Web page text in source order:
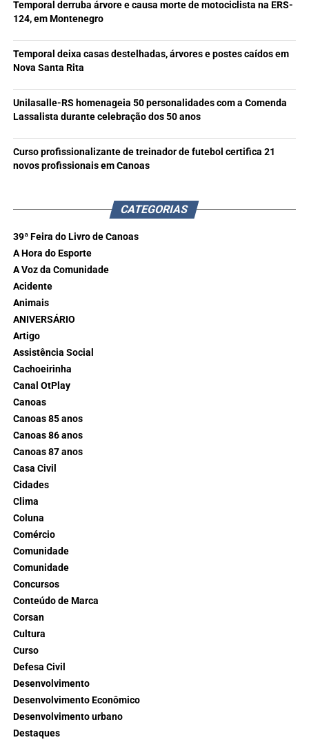
Temporal derruba árvore e causa morte de motociclista na ERS-
124, em Montenegro
Temporal deixa casas destelhadas, árvores e postes caídos em
Nova Santa Rita
Unilasalle-RS homenageia 50 personalidades com a Comenda
Lassalista durante celebração dos 50 anos
Curso profissionalizante de treinador de futebol certifica 21
novos profissionais em Canoas
CATEGORIAS
39ª Feira do Livro de Canoas
A Hora do Esporte
A Voz da Comunidade
Acidente
Animais
ANIVERSÁRIO
Artigo
Assistência Social
Cachoeirinha
Canal OtPlay
Canoas
Canoas 85 anos
Canoas 86 anos
Canoas 87 anos
Casa Civil
Cidades
Clima
Coluna
Comércio
Comunidade
Comunidade
Concursos
Conteúdo de Marca
Corsan
Cultura
Curso
Defesa Civil
Desenvolvimento
Desenvolvimento Econômico
Desenvolvimento urbano
Destaques